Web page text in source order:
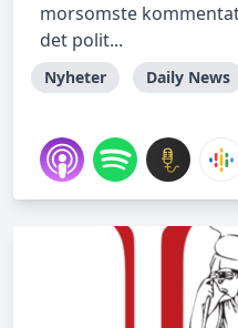
morsomste
det polit...
Nyheter Daily News